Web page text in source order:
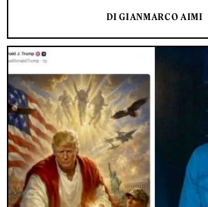
DI GIANMARCO AIMI